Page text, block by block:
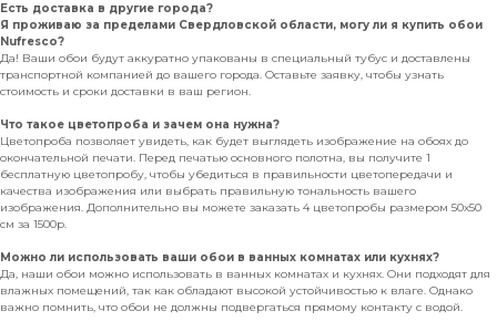
Есть доставка в другие города?
Я проживаю за пределами Свердловской области, могу ли я купить обои
Nufresco?
Да! Ваши обои будут аккуратно упакованы в специальный тубус и доставлены
транспортной компанией до вашего города. Оставьте заявку, чтобы узнать
стоимость и сроки доставки в ваш регион.
Что такое цветопроба и зачем она нужна?
Цветопроба позволяет увидеть, как будет выглядеть изображение на обоях до
окончательной печати. Перед печатью основного полотна, вы получите 1
бесплатную цветопробу, чтобы убедиться в правильности цветопередачи и
качества изображения или выбрать правильную тональность вашего
изображения. Дополнительно вы можете заказать 4 цветопробы размером 50х50
см за 1500р.
Можно ли использовать ваши обои в ванных комнатах или кухнях?
Да, наши обои можно использовать в ванных комнатах и кухнях. Они подходят для
влажных помещений, так как обладают высокой устойчивостью к влаге. Однако
важно помнить, что обои не должны подвергаться прямому контакту с водой.